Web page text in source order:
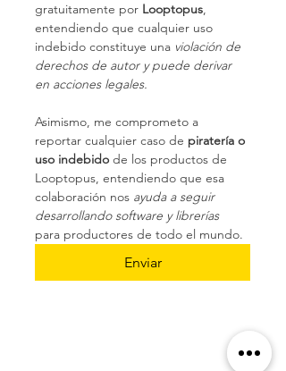
gratuitamente por Looptopus,
entendiendo que cualquier uso
indebido constituye una violación de
derechos de autor y puede derivar
en acciones legales.
Asimismo, me comprometo a
reportar cualquier caso de piratería o
uso indebido de los productos de
Looptopus, entendiendo que esa
colaboración nos ayuda a seguir
desarrollando software y librerías
para productores de todo el mundo.
Enviar